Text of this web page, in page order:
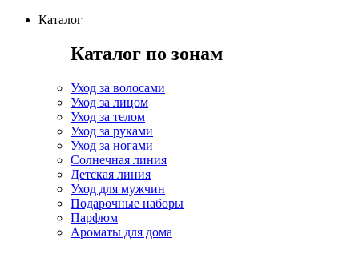
Каталог
Каталог по зонам
Уход за волосами
Уход за лицом
Уход за телом
Уход за руками
Уход за ногами
Солнечная линия
Детская линия
Уход для мужчин
Подарочные наборы
Парфюм
Ароматы для дома